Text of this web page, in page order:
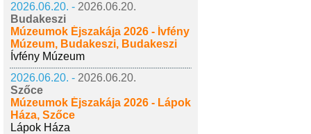
2026.06.20. - 2026.06.20.
Budakeszi
Múzeumok Éjszakája 2026 - Ívfény
Múzeum, Budakeszi, Budakeszi
Ívfény Múzeum
2026.06.20. - 2026.06.20.
Szőce
Múzeumok Éjszakája 2026 - Lápok
Háza, Szőce
Lápok Háza